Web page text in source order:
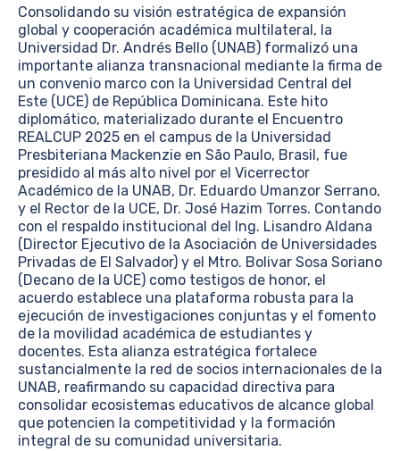
Consolidando su visión estratégica de expansión
global y cooperación académica multilateral, la
Universidad Dr. Andrés Bello (UNAB) formalizó una
importante alianza transnacional mediante la firma de
un convenio marco con la Universidad Central del
Este (UCE) de República Dominicana. Este hito
diplomático, materializado durante el Encuentro
REALCUP 2025 en el campus de la Universidad
Presbiteriana Mackenzie en São Paulo, Brasil, fue
presidido al más alto nivel por el Vicerrector
Académico de la UNAB, Dr. Eduardo Umanzor Serrano,
y el Rector de la UCE, Dr. José Hazim Torres. Contando
con el respaldo institucional del Ing. Lisandro Aldana
(Director Ejecutivo de la Asociación de Universidades
Privadas de El Salvador) y el Mtro. Bolivar Sosa Soriano
(Decano de la UCE) como testigos de honor, el
acuerdo establece una plataforma robusta para la
ejecución de investigaciones conjuntas y el fomento
de la movilidad académica de estudiantes y
docentes. Esta alianza estratégica fortalece
sustancialmente la red de socios internacionales de la
UNAB, reafirmando su capacidad directiva para
consolidar ecosistemas educativos de alcance global
que potencien la competitividad y la formación
integral de su comunidad universitaria.